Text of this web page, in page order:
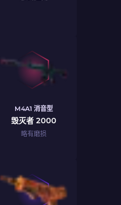
M4A1 消音型
毁灭者 2000
略有磨损